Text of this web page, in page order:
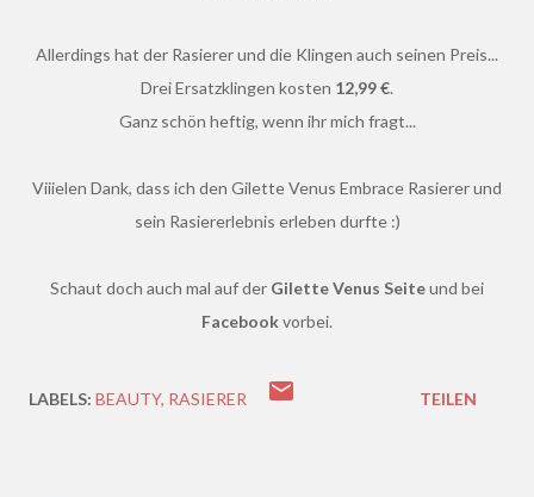
Allerdings hat der Rasierer und die Klingen auch seinen Preis...
Drei Ersatzklingen kosten 12,99 €.
Ganz schön heftig, wenn ihr mich fragt...
Viiielen Dank, dass ich den Gilette Venus Embrace Rasierer und
sein Rasiererlebnis erleben durfte :)
Schaut doch auch mal auf der Gilette Venus Seiteund bei
Facebookvorbei.
LABELS: BEAUTY RASIERER TEILEN